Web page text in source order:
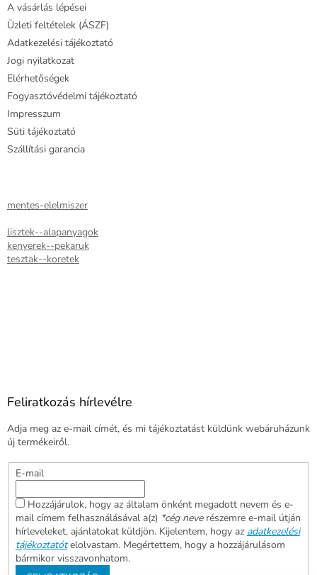
A vásárlás lépései
Üzleti feltételek (ÁSZF)
Adatkezelési tájékoztató
Jogi nyilatkozat
Elérhetőségek
Fogyasztóvédelmi tájékoztató
Impresszum
Süti tájékoztató
Szállítási garancia
mentes-elelmiszer
lisztek--alapanyagok
kenyerek--pekaruk
tesztak--koretek
Feliratkozás hírlevélre
Adja meg az e-mail címét, és mi tájékoztatást küldünk webáruházunk
új termékeiről.
E-mail
Hozzájárulok, hogy az általam önként megadott nevem és e-
mail címem felhasználásával a(z) *cég neverészemre e-mail útján
hírleveleket, ajánlatokat küldjön. Kijelentem, hogy az adatkezelési
tájékoztatót elolvastam. Megértettem, hogy a hozzájárulásom
bármikor visszavonhatom.